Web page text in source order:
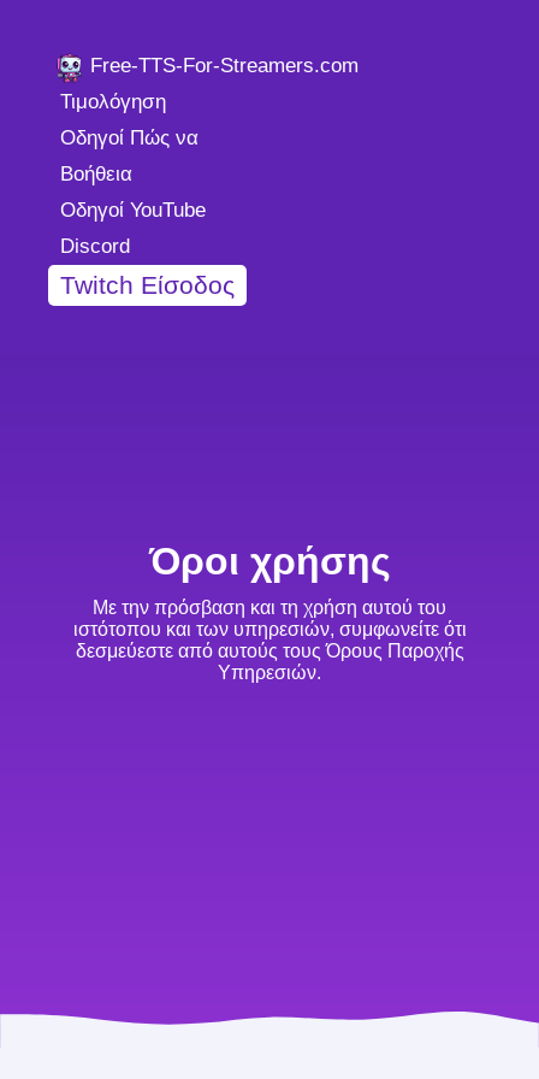
Free-TTS-For-Streamers.com
Τιμολόγηση
Οδηγοί Πώς να
Βοήθεια
Οδηγοί YouTube
Discord
Twitch Είσοδος
Όροι χρήσης
Με την πρόσβαση και τη χρήση αυτού του
ιστότοπου και των υπηρεσιών, συμφωνείτε ότι
δεσμεύεστε από αυτούς τους Όρους Παροχής
Υπηρεσιών.